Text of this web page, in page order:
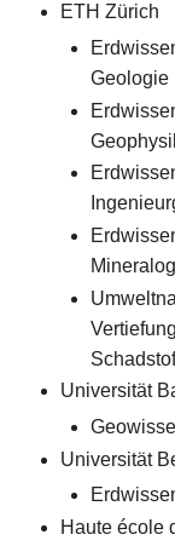
ETH Zürich
Geologie
Universität
Universität
Haute école